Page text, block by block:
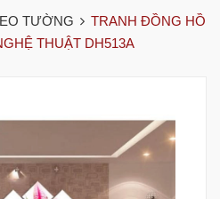
TƯỜNG
TRANH ĐỒNG HỒ
THUẬT DH513A